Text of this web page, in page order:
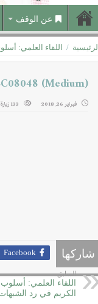
عن الوقف
الرئيسية / اللقاء العلمي:
(Medium)
فبراير 26, 2018 133 زيارة
شاركها Facebook
السابق
اللقاء العلمي:
الكريم في رد